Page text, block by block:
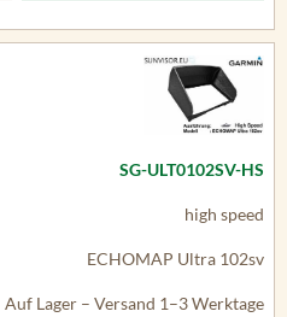
SG-ULT0102SV-HS
high speed
ECHOMAP Ultra 102sv
Auf Lager – Versand 1–3 Werktage